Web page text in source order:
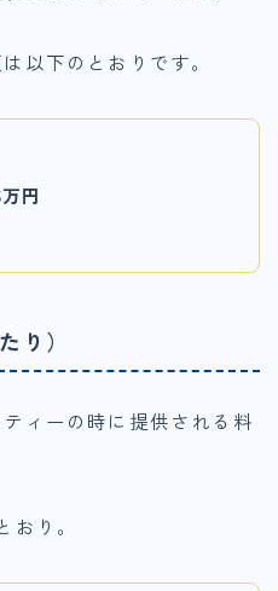
以下のとおりです。
円
り）
ィーの時に提供される料
り。